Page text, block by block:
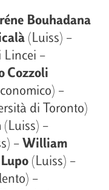
Bouhadana
(Luiss) –
Lincei –
Cozzoli
–
di Toronto)
(Luiss) –
– William
(Luiss) –
–